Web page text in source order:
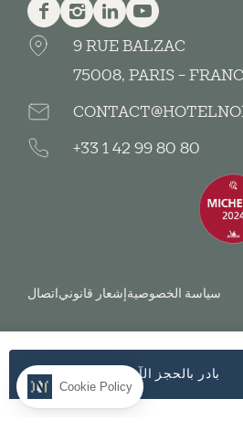
Facebook
InstagramLinkedinيوتيوب
9 RUE BALZAC
75008, PARIS -
+33 1 42 99 80 80
اتصال إشعار قانوني سياسة الخصوصية
بادر بالحجز الآن